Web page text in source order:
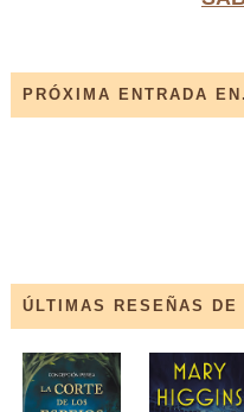
PRÓXIMA ENTRADA
ÚLTIMAS RESEÑAS DE